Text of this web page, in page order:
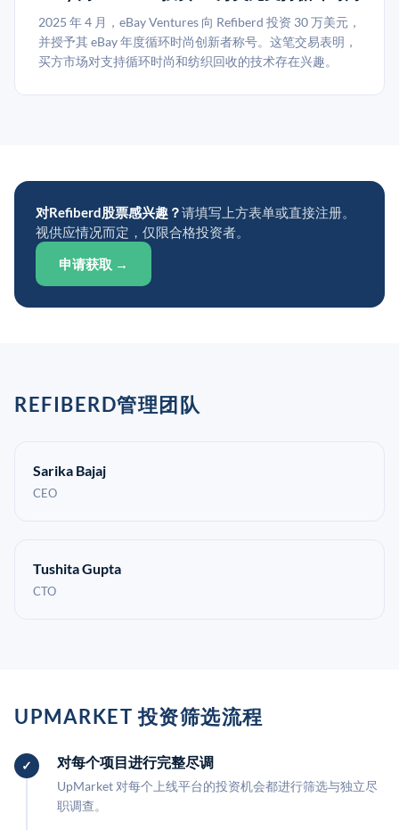
2025 年 4 月，eBay Ventures 向 Refiberd 投资 30 万美元，
并授予其 eBay 年度循环时尚创新者称号。这笔交易表明，
买方市场对支持循环时尚和纺织回收的技术存在兴趣。
对Refiberd股票感兴趣？请填写上方表单或直接注册。
视供应情况而定，仅限合格投资者。
申请获取 →
REFIBERD管理团队
Sarika Bajaj
CEO
Tushita Gupta
CTO
UPMARKET 投资筛选流程
对每个项目进行完整尽调
UpMarket 对每个上线平台的投资机会都进行筛选与独立尽
职调查。